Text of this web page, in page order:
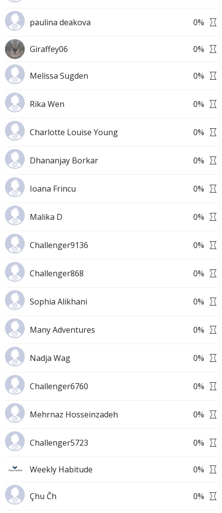
paulina deakova 0%
Giraffey06 0%
Melissa Sugden 0%
Rika Wen 0%
Charlotte Louise Young 0%
Dhananjay Borkar 0%
Ioana Frincu 0%
Malika D 0%
Challenger9136 0%
Challenger868 0%
Sophia Alikhani 0%
Many Adventures 0%
Nadja Wag 0%
Challenger6760 0%
Mehrnaz Hosseinzadeh 0%
Challenger5723 0%
Weekly Habitude 0%
Çhu Čh 0%